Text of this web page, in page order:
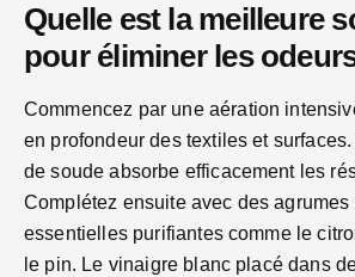
Quelle est la meilleure
pour éliminer les
Commencez par une aération
en profondeur des textiles et
de soude absorbe efficacement les
Complétez ensuite avec des
essentielles purifiantes comme le
le pin. Le vinaigre blanc placé dans